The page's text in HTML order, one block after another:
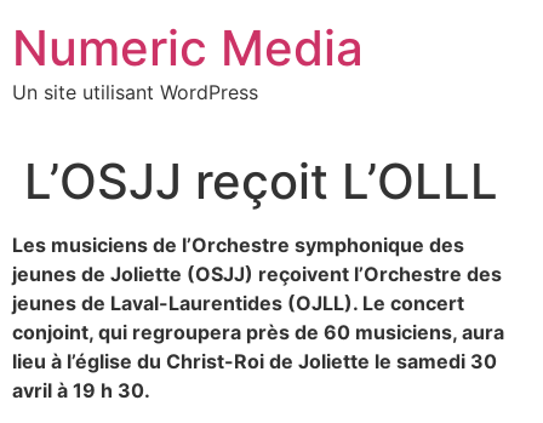
contenu
Numeric Media
Un site utilisant WordPress
L’OSJJ reçoit L’OLLL
Les musiciens de l’Orchestre symphonique des
jeunes de Joliette (OSJJ) reçoivent l’Orchestre des
jeunes de Laval-Laurentides (OJLL). Le concert
conjoint, qui regroupera près de 60 musiciens, aura
lieu à l’église du Christ-Roi de Joliette le samedi 30
avril à 19 h 30.